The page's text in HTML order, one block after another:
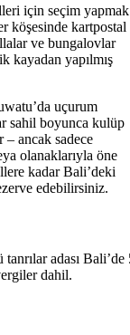
için seçim yapmak
köşesinde kartpostal
ve bungalovlar
kayadan yapılmış
uçurum
sahil boyunca kulüp
ancak sadece
olanaklarıyla öne
kadar Bali’deki
edebilirsiniz.
adası Bali’de
dahil.